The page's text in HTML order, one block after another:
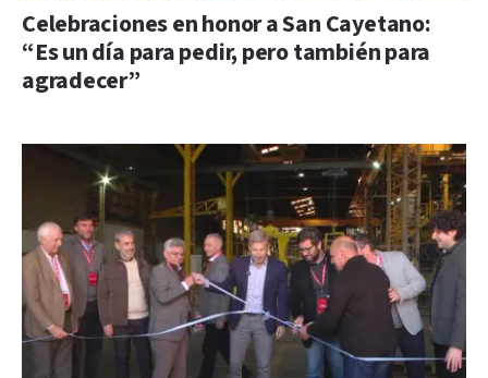
Celebraciones en honor a San Cayetano:
“Es un día para pedir, pero también para
agradecer”